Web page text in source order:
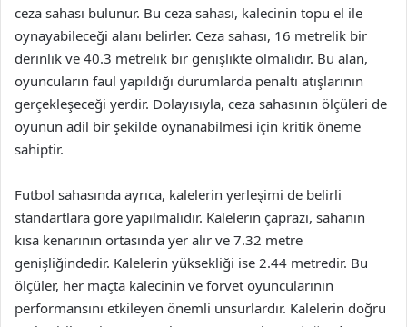
ceza sahası bulunur. Bu ceza sahası, kalecinin topu el ile
oynayabileceği alanı belirler. Ceza sahası, 16 metrelik bir
derinlik ve 40.3 metrelik bir genişlikte olmalıdır. Bu alan,
oyuncuların faul yapıldığı durumlarda penaltı atışlarının
gerçekleşeceği yerdir. Dolayısıyla, ceza sahasının ölçüleri de
oyunun adil bir şekilde oynanabilmesi için kritik öneme
sahiptir.
Futbol sahasında ayrıca, kalelerin yerleşimi de belirli
standartlara göre yapılmalıdır. Kalelerin çaprazı, sahanın
kısa kenarının ortasında yer alır ve 7.32 metre
genişliğindedir. Kalelerin yüksekliği ise 2.44 metredir. Bu
ölçüler, her maçta kalecinin ve forvet oyuncularının
performansını etkileyen önemli unsurlardır. Kalelerin doğru